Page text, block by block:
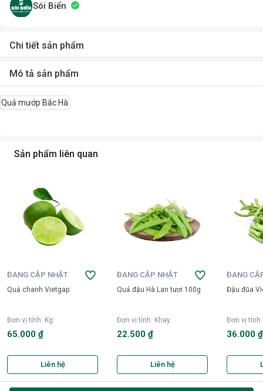
Sói Biển
Chi tiết sản phẩm
Mô tả sản phẩm
Quả mướp Bắc Hà
Sản phẩm liên quan
ĐANG CẬP NHẬT
Quả chanh Vietgap
Đơn vị tính: Kg
65.000 ₫
Liên hệ
ĐANG CẬP NHẬT
Quả đậu Hà Lan tươi 100g
Đơn vị tính: Khay
22.500 ₫
Liên hệ
ĐANG
Đậu đũa
Đơn vị tính
36.000 ₫